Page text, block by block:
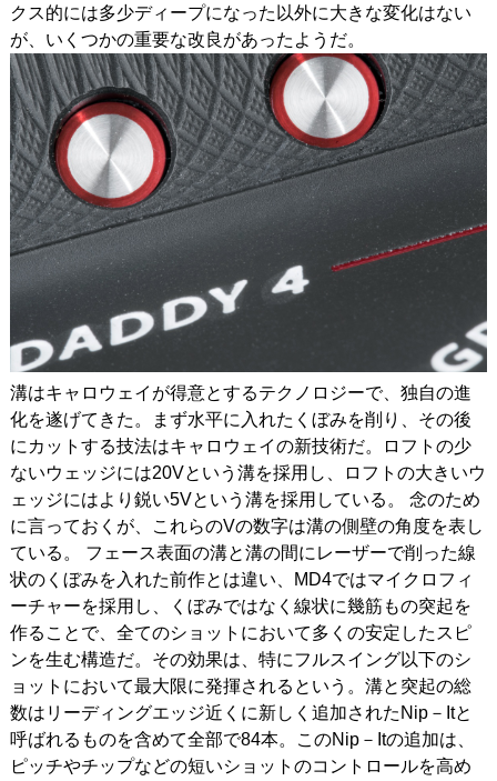
クス的には多少ディープになった以外に大きな変化はない
が、いくつかの重要な改良があったようだ。
溝はキャロウェイが得意とするテクノロジーで、独自の進
化を遂げてきた。まず水平に入れたくぼみを削り、その後
にカットする技法はキャロウェイの新技術だ。ロフトの少
ないウェッジには20Vという溝を採用し、ロフトの大きいウ
ェッジにはより鋭い5Vという溝を採用している。
念のため
に言っておくが、これらのVの数字は溝の側壁の角度を表し
ている。
フェース表面の溝と溝の間にレーザーで削った線
状のくぼみを入れた前作とは違い、MD4ではマイクロフィ
ーチャーを採用し、くぼみではなく線状に幾筋もの突起を
作ることで、全てのショットにおいて多くの安定したスピ
ンを生む構造だ。その効果は、特にフルスイング以下のシ
ョットにおいて最大限に発揮されるという。溝と突起の総
数はリーディングエッジ近くに新しく追加されたNip－Itと
呼ばれるものを含めて全部で84本。このNip－Itの追加は、
ピッチやチップなどの短いショットのコントロールを高め